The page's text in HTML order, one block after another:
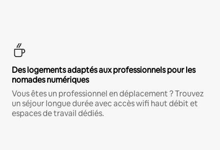
Des logements adaptés aux professionnels pour les
nomades numériques
Vous êtes un professionnel en déplacement ? Trouvez
un séjour longue durée avec accès wifi haut débit et
espaces de travail dédiés.